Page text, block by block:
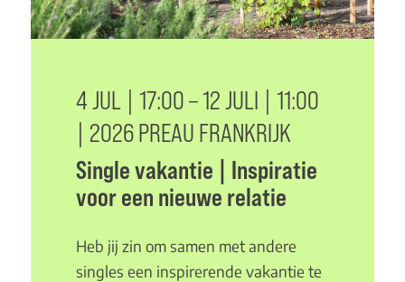
4 JUL | 17:00 – 12 JULI | 11:00
| 2026 PREAU FRANKRIJK
Single vakantie | Inspiratie
voor een nieuwe relatie
Heb jij zin om samen met andere
singles een inspirerende vakantie te